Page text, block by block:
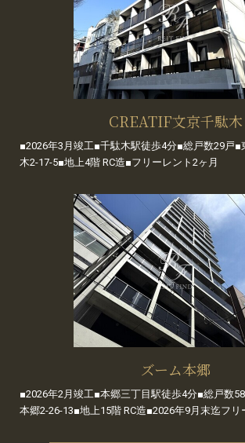
CREATIF文京千駄木
■2026年3月竣工■千駄木駅徒歩4分■総戸数29戸■
木2-17-5■地上4階 RC造■フリーレント2ヶ月
ズーム本郷
■2026年2月竣工■本郷三丁目駅徒歩4分■総戸数
本郷2-26-13■地上15階 RC造■2026年9月末迄フリ